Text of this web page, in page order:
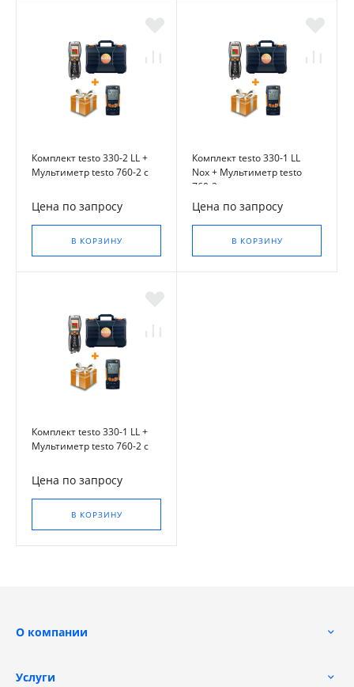
Комплект testo 330-2 LL +
Мультиметр testo 760-2 с
Цена по запросу
В КОРЗИНУ
Комплект testo 330-1 LL
Nox + Мультиметр testo
760-2 с магнитным
креплением
Цена по запросу
В КОРЗИНУ
Комплект testo 330-1 LL +
Мультиметр testo 760-2 с
Цена по запросу
В КОРЗИНУ
О компании
Услуги